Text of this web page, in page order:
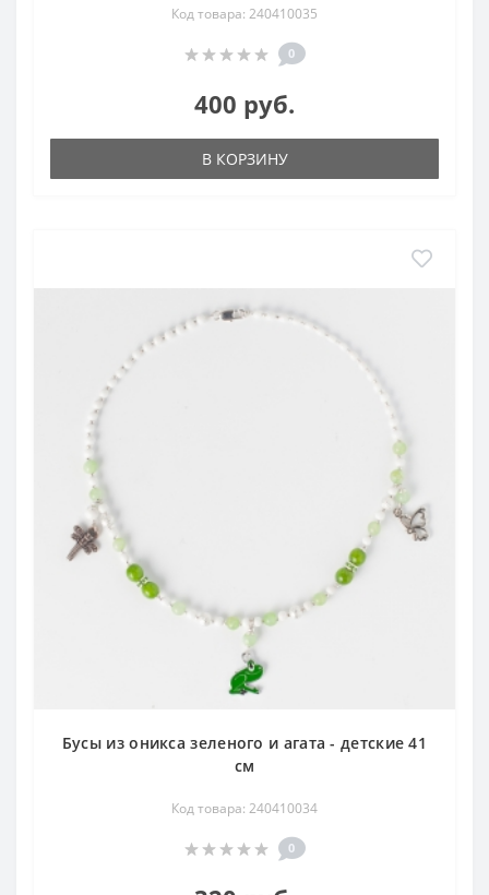
Код товара: 240410035
0
400 руб.
В КОРЗИНУ
Бусы из оникса зеленого и агата - детские 41
см
Код товара: 240410034
0